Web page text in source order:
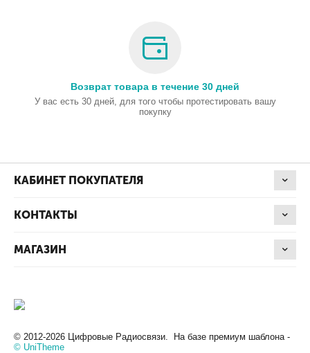
Возврат товара в течение 30 дней
У вас есть 30 дней, для того чтобы протестировать вашу
покупку
КАБИНЕТ ПОКУПАТЕЛЯ
КОНТАКТЫ
МАГАЗИН
© 2012-2026 Цифровые Радиосвязи. На базе премиум шаблона -
© UniTheme